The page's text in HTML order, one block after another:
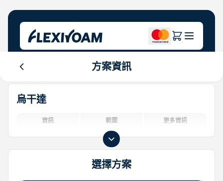
投資者中心
物聯網解決方案
幫助中心
品牌專區
Login
方案資訊
烏干達
資訊 範圍 更多資訊
選擇方案